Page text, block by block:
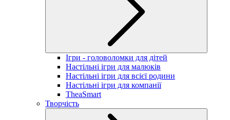
Ігри - головоломки для дітей
Настільні ігри для малюків
Настільні ігри для всієї родини
Настільні ігри для компанії
TheaSmart
Творчість